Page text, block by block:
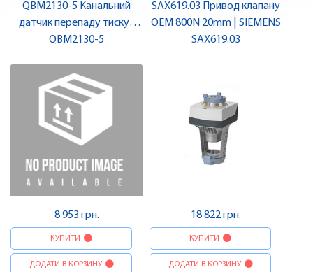
QBM2130-5 Канальний
датчик перепаду тиску |
SIEMENS
QBM2130-5
8 953 грн.
КУПИТИ
ДОДАТИ В КОРЗИНУ
SAX619.03 Привод клапану
OEM 800N 20mm | SIEMENS
SAX619.03
18 822 грн.
КУПИТИ
ДОДАТИ В КОРЗИНУ